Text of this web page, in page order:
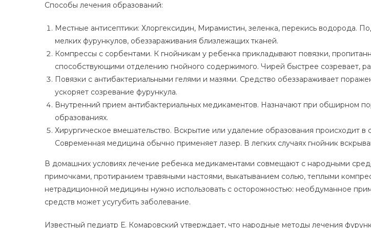
Способы лечения образований:
Местные антисептики: Хлоргексидин, Мирамистин, зеленка, перекись водорода.
мелких фурункулов, обеззараживания близлежащих тканей.
Компрессы с сорбентами. К гнойникам у ребенка прикладывают повязки,
способствующими отделению гнойного содержимого. Чирей быстрее созревает,
Повязки с антибактериальными гелями и мазями. Средство обеззараживает
ускоряет созревание фурункула.
Внутренний прием антибактериальных медикаментов. Назначают при обширном
образованиях.
Хирургическое вмешательство. Вскрытие или удаление образования происходит в
Современная медицина обычно применяет лазер. В легких случаях гнойник
В домашних условиях лечение ребенка медикаментами совмещают с народными
примочками, протиранием травяными настоями, выкатыванием солью, теплыми
нетрадиционной медицины нужно использовать с осторожностью: необдуманное
средств может усугубить заболевание.
Известный педиатр Е. Комаровский утверждает, что народные методы лечения